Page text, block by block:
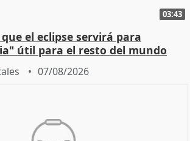
03:43
el eclipse servirá para
útil para el resto del mundo
07/08/2026